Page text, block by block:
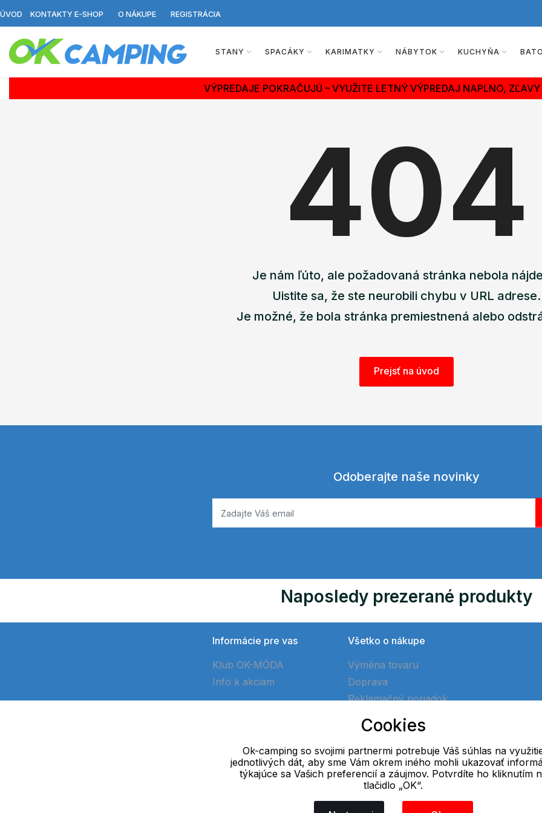
ÚVOD KONTAKTY E-SHOP O NÁKUPE REGISTRÁCIA
STANY SPACÁKY KARIMATKY NÁBYTOK KUCHYŇA
VÝPREDAJE POKRAČUJÚ – VYUŽITE LETNÝ VÝPREDAJ NAPLNO,
404
Je nám ľúto, ale požadovaná stránka nebola
Uistite sa, že ste neurobili chybu v URL adrese.
Je možné, že bola stránka premiestnená alebo
Prejsť na úvod
Odoberajte naše novinky
Naposledy prezerané produkty
Informácie pre vas
Klub OK-MÓDA
Info k akciam
Všetko o nákupe
Výměna tovaru
Doprava
Reklamačný poriadok
Ako vytvoriť objednávku
Obchodné podmienky
E-mail
Online
info@ok-camping.cz
Cookies
Ok-camping so svojimi partnermi potrebuje Váš súhlas na
jednotlivých dát, aby sme Vám okrem iného mohli ukazovať
týkajúce sa Vašich preferencií a záujmov. Potvrdíte ho kliknutím
tlačidlo „OK“.